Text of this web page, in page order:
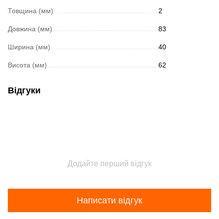
Товщина (мм) 2
Довжина (мм) 83
Ширина (мм) 40
Висота (мм) 62
Відгуки
Додайте перший відгук
Написати відгук